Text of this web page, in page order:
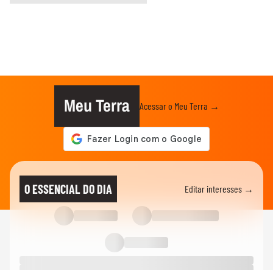
Meu Terra Acessar o Meu Terra →
O ESSENCIAL DO DIA Editar interesses →